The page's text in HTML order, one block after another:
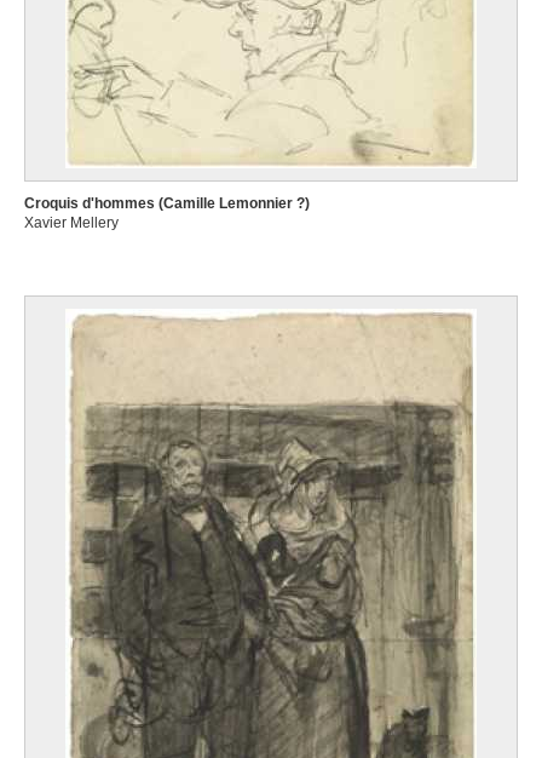
Croquis d'hommes (Camille Lemonnier ?)
Xavier Mellery